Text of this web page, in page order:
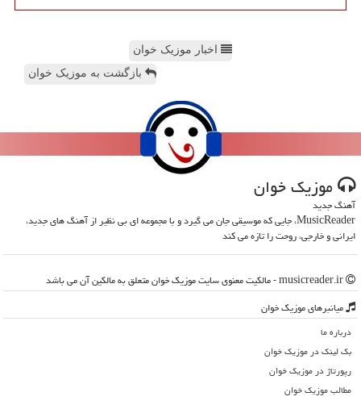
اخبار موزیک خوان
بازگشت به موزیک خوان
موزیك خوان
آهنگ جدید
MusicReader، جایی که موسیقی جان می گیرد و با مجموعه ای بی نظیر از آهنگ های جدید،
ایرانی و خارجی، روحت را تازه می کند
میانبرهای موزیك خوان
درباره ما
بک لینک در موزیك خوان
رپورتاژ در موزیك خوان
مطالب موزیك خوان